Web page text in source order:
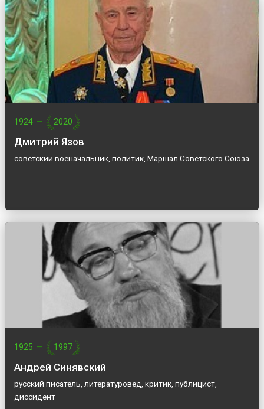
1924 — 2020
Дмитрий Язов
советский военачальник, политик, Маршал Советского Союза
1925 — 1997
Андрей Синявский
русский писатель, литературовед, критик, публицист,
диссидент